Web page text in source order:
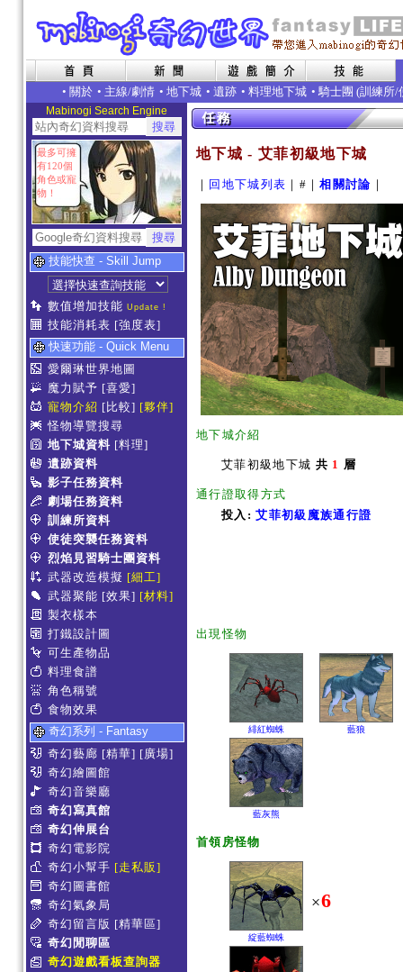
• 關於 • 主線/劇情 • 地下城 • 遺跡 • 料理地下城 • 騎士團 (訓練所/
Mabinogi Search Engine
最多可擁
有120個
角色或寵
物！
技能快查 - Skill Jump
數值增加技能 Update !
技能消耗表 [強度表]
快速功能 - Quick Menu
愛爾琳世界地圖
魔力賦予 [喜愛]
寵物介紹 [比較] [夥伴]
怪物導覽搜尋
地下城資料 [料理]
遺跡資料
影子任務資料
劇場任務資料
訓練所資料
使徒突襲任務資料
烈焰見習騎士團資料
武器改造模擬 [細工]
武器聚能 [效果] [材料]
製衣樣本
打鐵設計圖
可生產物品
料理食譜
角色稱號
食物效果
奇幻系列 - Fantasy
奇幻藝廊 [精華] [廣場]
奇幻繪圖館
奇幻音樂廳
奇幻寫真館
奇幻伸展台
奇幻電影院
奇幻小幫手 [走私販]
奇幻圖書館
奇幻氣象局
奇幻留言版 [精華區]
奇幻閒聊區
奇幻遊戲看板查詢器
地下城 - 艾菲初級地下城
｜ 回地下城列表 ｜#｜相關討論 ｜
地下城介紹
艾菲初級地下城 共 1 層
通行證取得方式
投入:艾菲初級魔族通行證
出現怪物
緋紅蜘蛛 藍狼
藍灰熊
首領房怪物
綻藍蜘蛛
×6